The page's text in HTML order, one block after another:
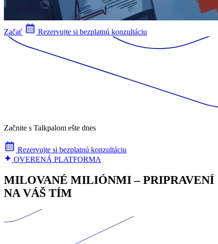
Začať Rezervujte si bezplatnú konzultáciu
Začnite s Talkpalom ešte dnes
Rezervujte si bezplatnú konzultáciu
OVERENÁ PLATFORMA
MILOVANÉ MILIÓNMI – PRIPRAVENÍ
NA VÁŠ TÍM